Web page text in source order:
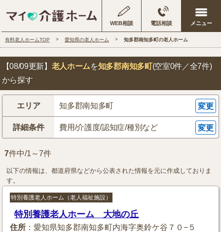
WEB相談 電話相談
有料老人ホームTOP 愛知県の老人ホーム 知多郡南知多町の老人ホーム
【08/09更新】 老人ホームを知多郡南知多町(空室0件／全7件)
から探す
エリア 知多郡南知多町 変更
詳細条件 費用/介護度/認知症/種別など 変更
7件中/1～7件
以下の情報は、都道府県などから公表された情報を元に作成しておりま
す。
特別養護老人ホーム（老人福祉施設）
特別養護老人ホーム 大地の丘
住所 ：愛知県知多郡南知多町内海字奥鈴ケ谷７０−５